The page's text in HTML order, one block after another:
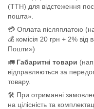
(ТТН) для відстеження
пошта».
💳 Оплата післяплатою
💰 комісія 20 грн + 2%
Пошти»)
🚛 Габаритні товари
відправляються за
товару.
🛠️ При отриманні
на цілісність та